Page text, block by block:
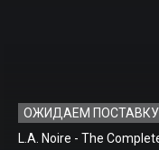
ОЖИДАЕМ ПОСТАВКУ
L.A. Noire - The